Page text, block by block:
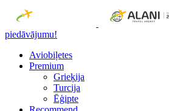
piedāvājumu!
Aviobiļetes
Premium
Grieķija
Turcija
Ēģipte